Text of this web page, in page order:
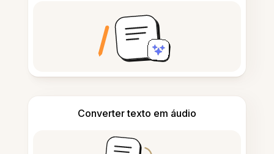
Converter texto em áudio